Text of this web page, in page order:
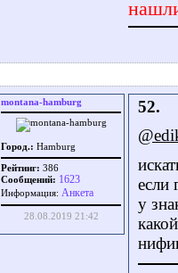
montana-hamburg
Город.: Hamburg
Рейтинг: 386
Сообщений: 1623
Информация: Aнкета
28.08.2019 21:42
52.
если
у